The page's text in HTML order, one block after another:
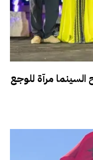
مرآة للوجع